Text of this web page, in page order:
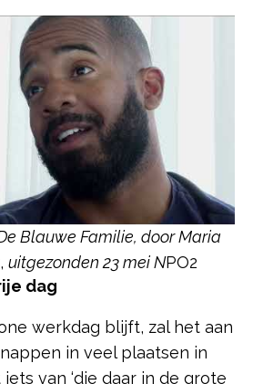
Blauwe Familie, door Maria
, uitgezonden 23 mei NPO2
dag
werkdag blijft, zal het aan
in veel plaatsen in
van ‘die daar in de grote